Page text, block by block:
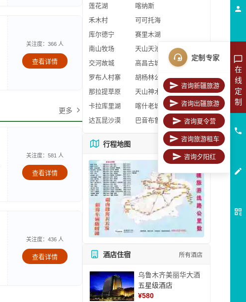
关注度：366 人
查看详情
更多
关注度：581 人
查看详情
关注度：436 人
查看详情
莲花湖
喀纳斯
禾木村
可可托海
库尔德宁
赛里木湖
南山牧场
天山天池
交河故城
高昌古城
罗布人村寨
胡杨林公园
那拉提草原
天山神木园
卡拉库里湖
喀什老城区
达瓦昆沙漠
巴音布鲁克
行程地图 更多地图
酒店住宿 所有酒店
乌鲁木齐美丽华大酒
五星级酒店
¥580
在
线
定
制
定制专家
咨询新疆旅游
咨询出疆旅游
咨询夏令营
咨询旅游租车
咨询夕阳红